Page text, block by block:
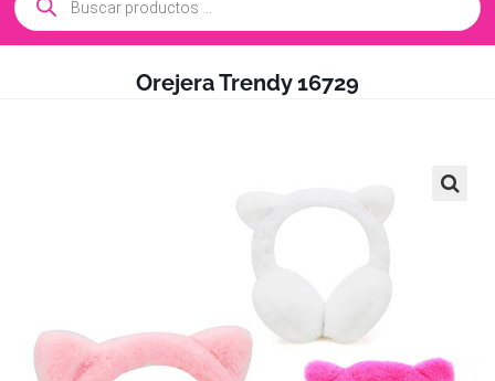
Orejera Trendy 16729